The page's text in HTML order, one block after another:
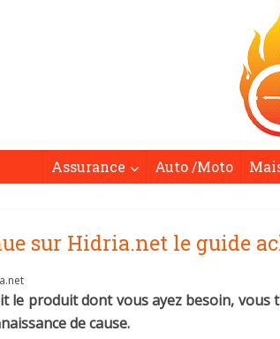
Assurance Auto /Moto
sur Hidria.net le guide
le produit dont vous ayez besoin, vous
de cause.